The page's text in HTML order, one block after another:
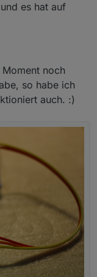
es hat auf
Moment noch
so habe ich
auch. :)